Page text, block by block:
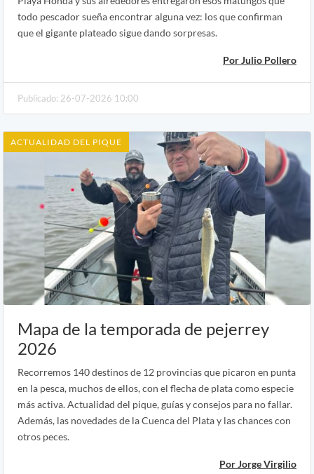
todo pescador sueña encontrar alguna vez: los que confirman
que el gigante plateado sigue dando sorpresas.
Por Julio Pollero
Publicado: 26-07-2026 10:00
ACTUALIDAD DEL PIQUE
Mapa de la temporada de pejerrey
2026
Recorremos 140 destinos de 12 provincias que picaron en punta
en la pesca, muchos de ellos, con el flecha de plata como especie
más activa. Actualidad del pique, guías y consejos para no fallar.
Además, las novedades de la Cuenca del Plata y las chances con
otros peces.
Por Jorge Virgilio